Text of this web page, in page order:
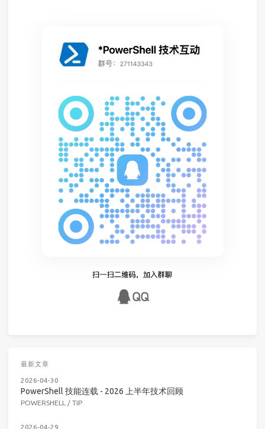
最新文章
2026-04-30
PowerShell 技能连载 - 2026 上半年技术回顾
POWERSHELL / TIP
2026-04-29